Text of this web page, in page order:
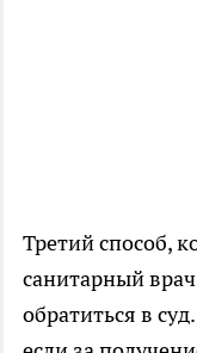
Третий способ,
санитарный
обратиться в